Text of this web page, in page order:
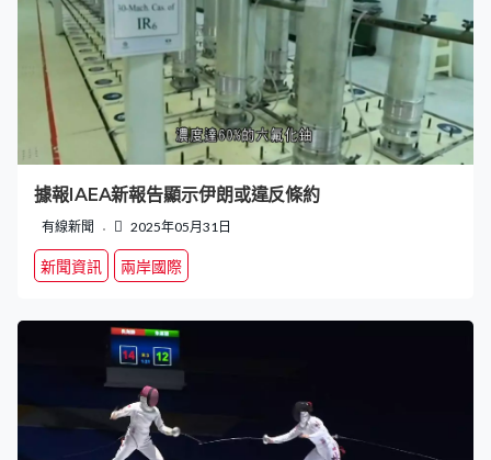
據報IAEA新報告顯示伊朗或違反條約
有線新聞 2025年05月31日
新聞資訊 兩岸國際